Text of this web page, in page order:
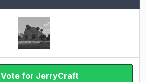
Vote for JerryCraft